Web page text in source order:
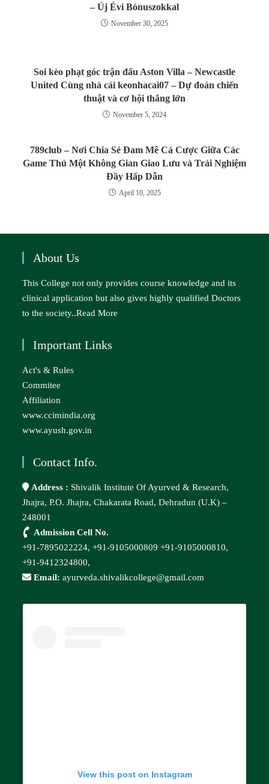
– Új Évi Bónuszokkal
November 30, 2025
Soi kèo phạt góc trận đấu Aston Villa – Newcastle
United Cùng nhà cái keonhacai07 – Dự đoán chiến
thuật và cơ hội thắng lớn
November 5, 2024
789club – Nơi Chia Sẻ Đam Mê Cá Cược Giữa Các
Game Thủ Một Không Gian Giao Lưu và Trải Nghiệm
Đầy Hấp Dẫn
April 10, 2025
About Us
This College not only provides course knowledge and its
clinical application but also gives highly qualified Doctors
to the society..Read More
Important Links
Act's & Rules
Commitee
Affiliation
www.ccimindia.org
www.ayush.gov.in
Contact Info.
Address : Shivalik Institute Of Ayurved & Research,
Jhajra, P.O. Jhajra, Chakarata Road, Dehradun (U.K) –
248001
Admission Cell No.
+91-7895022224,+91-9105000809 +91-9105000810,
+91-9412324800,
Email: ayurveda.shivalikcollege@gmail.com
View this post on Instagram